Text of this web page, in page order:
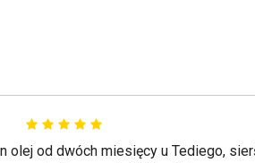
olej od dwóch miesięcy u Tediego,